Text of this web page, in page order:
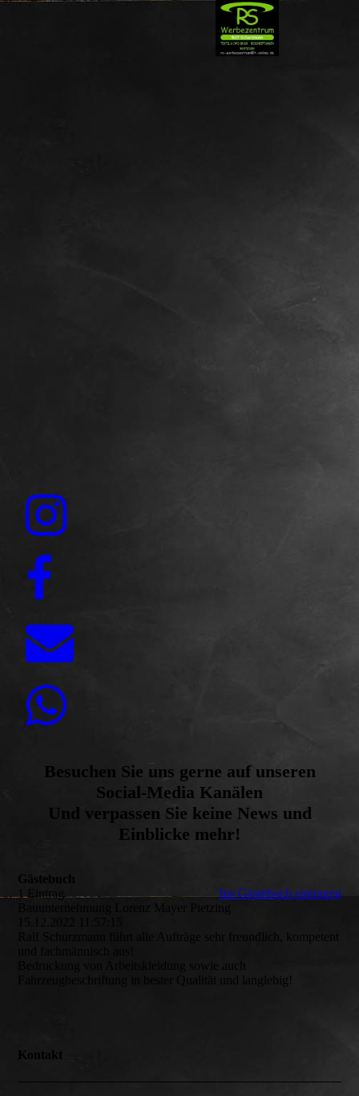
Besuchen Sie uns gerne auf unseren
Social-Media Kanälen
Und verpassen Sie keine News und
Einblicke mehr!
Gästebuch
1 Eintrag
Ins Gästebuch eintragen
Bauunternehmung Lorenz Mayer Pietzing
Ralf Schurzmann führt alle Aufträge sehr freundlich, kompetent
Bedruckung von Arbeitskleidung sowie auch
Fahrzeugbeschriftung in bester Qualität und langlebig!
Kontakt